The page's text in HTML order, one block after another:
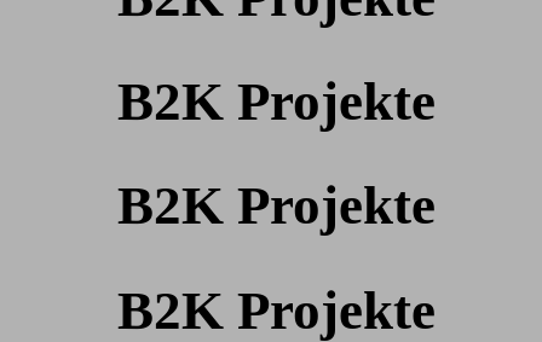
B2K Projekte
B2K Projekte
B2K Projekte